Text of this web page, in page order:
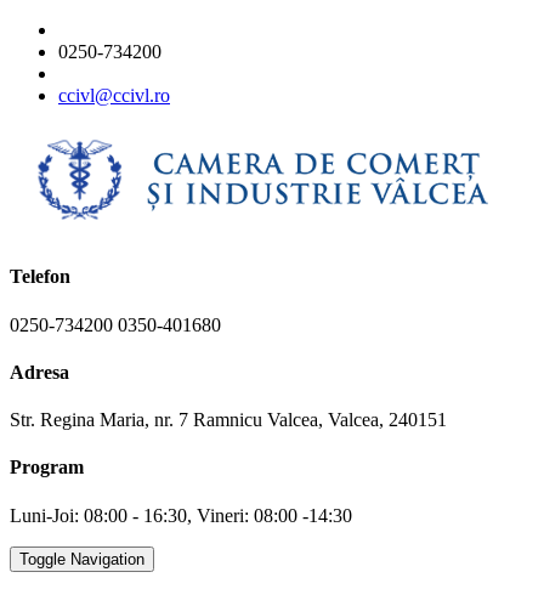
0250-734200
ccivl@ccivl.ro
Telefon
0250-734200 0350-401680
Adresa
Str. Regina Maria, nr. 7 Ramnicu Valcea, Valcea, 240151
Program
Luni-Joi: 08:00 - 16:30, Vineri: 08:00 -14:30
Toggle Navigation